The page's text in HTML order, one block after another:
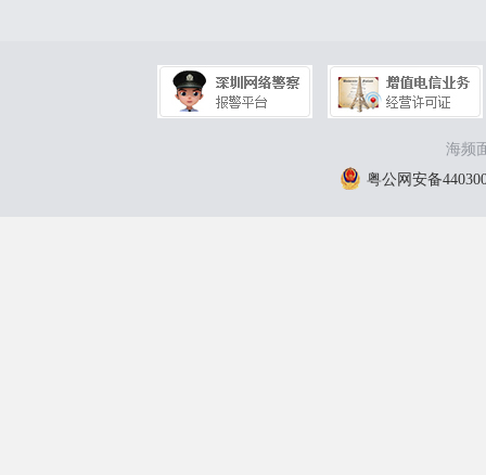
海频
粤公网安备